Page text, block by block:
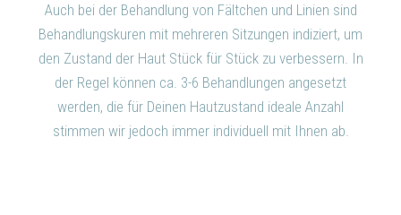
Auch bei der Behandlung von Fältchen und Linien sind
Behandlungskuren mit mehreren Sitzungen indiziert, um
den Zustand der Haut Stück für Stück zu verbessern. In
der Regel können ca. 3-6 Behandlungen angesetzt
werden, die für Deinen Hautzustand ideale Anzahl
stimmen wir jedoch immer individuell mit Ihnen ab.